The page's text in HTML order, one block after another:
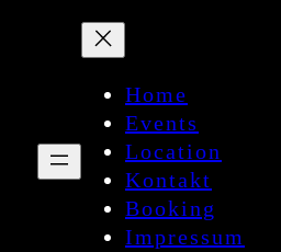
Home
Events
Location
Kontakt
Booking
Impressum